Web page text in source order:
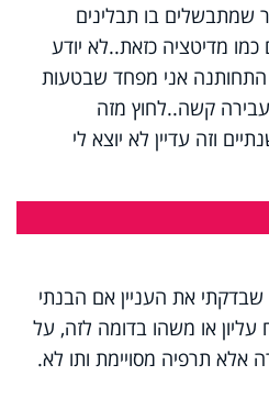
שמתבשלים בו תבלינים
מדיטציה כזאת..לא יודע
התחותנה אני מפחד שבטעות
קשה..לחוץ מזה
וזה עדיין לא יוצא לי
שבדקתי את העניין אם הבנתי
עליון או משהו בדומה לזה, על
אלא תרפיה מסויימת ותו לא.